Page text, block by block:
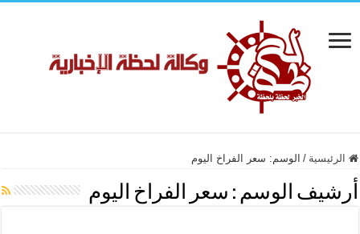
الرئيسية / الوسم: سعر الفراخ اليوم
أرشيف الوسم : سعر الفراخ اليوم